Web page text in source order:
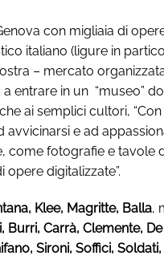
con migliaia di
italiano (ligure in
– mercato
entrare in un “museo”
ai semplici cultori,
e ad
come fotografie e tavole
digitalizzate”.
Klee, Magritte, Balla,
Carrà, Clemente,
Sironi, Soffici,